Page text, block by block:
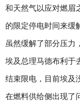
和天然气以应对燃眉
的限定停电时间来缓
虽然缓解了部分压力
埃及总理马德布利于
结束限电，目前埃及
在燃料供给侧出现了